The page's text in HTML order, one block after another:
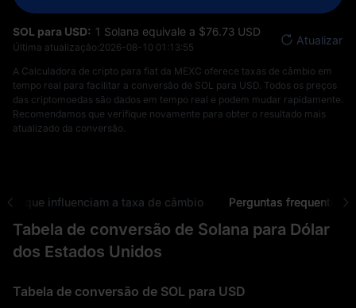
SOL para USD: 1 Solana equivale a $‎76.73 USD
Última atualização:2026-08-10 01:13:55
Atualizar
A Calculadora de cripto para fiat da MEXC oferece taxas de câmbio em
tempo real para facilitar a conversão de SOL para USD. Todos os preços
das criptomoedas são dados em tempo real e podem mudar rapidamente.
Recomendamos que verifique novamente para obter o resultado mais
atualizado da conversão.
que influenciam a taxa de câmbio Perguntas frequentes
Tabela de conversão de Solana para Dólar
dos Estados Unidos
Tabela de conversão de SOL para USD